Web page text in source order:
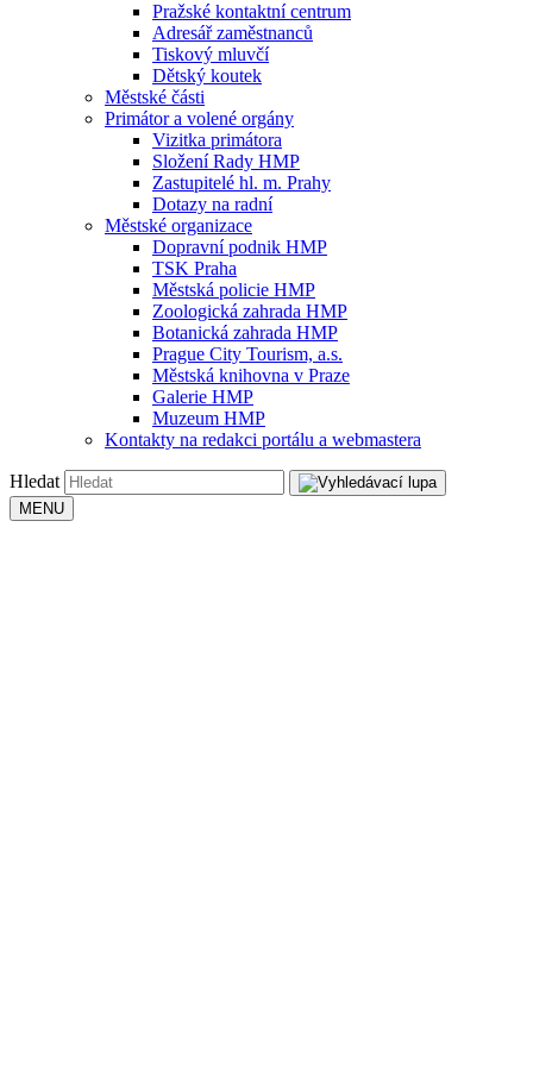
Pražské kontaktní centrum
Adresář zaměstnanců
Tiskový mluvčí
Dětský koutek
Městské části
Primátor a volené orgány
Vizitka primátora
Složení Rady HMP
Zastupitelé hl. m. Prahy
Dotazy na radní
Městské organizace
Dopravní podnik HMP
TSK Praha
Městská policie HMP
Zoologická zahrada HMP
Botanická zahrada HMP
Prague City Tourism, a.s.
Městská knihovna v Praze
Galerie HMP
Muzeum HMP
Kontakty na redakci portálu a webmastera
Hledat
MENU